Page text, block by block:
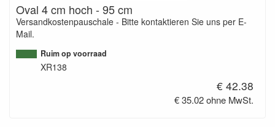
Oval 4 cm hoch - 95 cm
Versandkostenpauschale - Bitte kontaktieren Sie uns per E-
Mail.
Ruim op voorraad
XR138
€ 42.38
€ 35.02 ohne MwSt.